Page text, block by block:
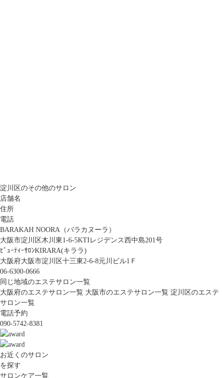
淀川区のその他のサロン
店舗名
住所
電話
BARAKAH NOORA（バラカヌーラ）
大阪市淀川区木川東1-6-5KTIレジデンス西中島201号
ﾋﾞｭｰﾃｨｰｻﾛﾝKIRARA(キララ)
大阪府大阪市淀川区十三東2-6-8元川ビル1Ｆ
06-6300-0666
同じ地域のエステサロン一覧
大阪府のエステサロン一覧 大阪市のエステサロン一覧 淀川区のエステ
サロン一覧
電話予約
090-5742-8381
お近くのサロン
を探す
サロンケア一覧